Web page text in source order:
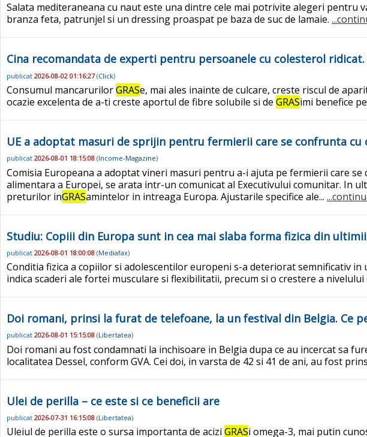
Salata mediteraneana cu naut este una dintre cele mai potrivite alegeri pentru
branza feta, patrunjel si un dressing proaspat pe baza de suc de lamaie.
Cina recomandata de experti pentru persoanele cu colesterol
publicat 2026-08-02 01:16:27(Click)
Consumul mancarurilorGRASe, mai ales inainte de culcare, creste riscul de
ocazie excelenta de a-ti creste aportul de fibre solubile si de GRASimi benefice
UE a adoptat masuri de sprijin pentru fermierii care se confrunta cu
publicat 2026-08-01 18:15:08 (Income-Magazine)
Comisia Europeana a adoptat vineri masuri pentru a-i ajuta pe fermierii care
alimentara a Europei, se arata intr-un comunicat al Executivului comunitar.
preturilor inGRASamintelor in intreaga Europa. Ajustarile specifice ale...
Studiu: Copiii din Europa sunt in cea mai slaba forma fizica din
publicat 2026-08-01 18:00:08 (Mediafax)
Conditia fizica a copiilor si adolescentilor europeni s-a deteriorat semnificativ
indica scaderi ale fortei musculare si flexibilitatii, precum si o crestere a nivelului
Doi romani, prinsi la furat de telefoane, la un festival din Belgia. Ce
publicat 2026-08-01 15:15:08 (Libertatea)
Doi romani au fost condamnati la inchisoare in Belgia dupa ce au incercat sa
localitatea Dessel, conform GVA. Cei doi, in varsta de 42 si 41 de ani, au fost
Ulei de perilla – ce este si ce beneficii are
publicat 2026-07-31 16:15:08 (Libertatea)
Uleiul de perilla este o sursa importanta de acizi GRASi omega-3, mai putin